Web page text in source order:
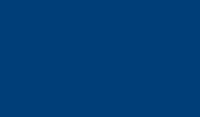
Büchse der Fa.
speziell auf die Bedüfnisse
Neben einer offenen Flip-